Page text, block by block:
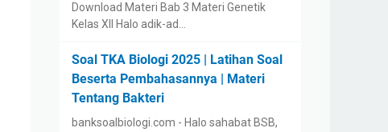
Download Materi Bab 3 Materi Genetik
Kelas XII Halo adik-ad…
Soal TKA Biologi 2025 | Latihan Soal
Beserta Pembahasannya | Materi
Tentang Bakteri
banksoalbiologi.com - Halo sahabat BSB,